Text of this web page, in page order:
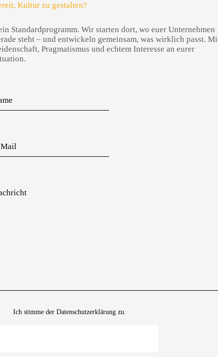
Kultur zu gestalten?
Standardprogramm. Wir starten dort, wo euer Unternehmen
steht – und entwickeln gemeinsam, was wirklich passt.
Pragmatismus und echtem Interesse an eurer
Ich stimme derDatenschutzerklärung zu.